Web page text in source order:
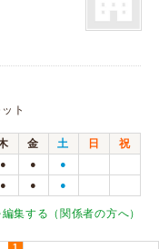
ト
金 土 日
祝
● ● ●
● ● ●
集する（関係者の方へ）
1